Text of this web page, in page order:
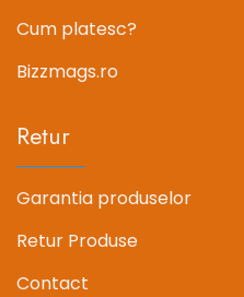
Cum platesc?
Bizzmags.ro
Retur
Garantia produselor
Retur Produse
Contact